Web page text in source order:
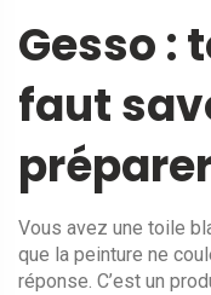
Gesso :
faut
Vous avez une toile
que la peinture ne
réponse. C’est un